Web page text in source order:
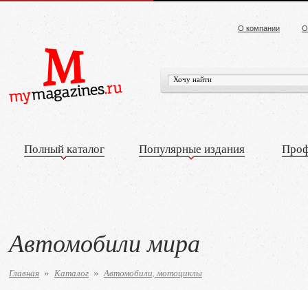
О компании
Полный каталог Популярные издания
Автомобили мира
Главная » Каталог » Автомобили, мотоциклы